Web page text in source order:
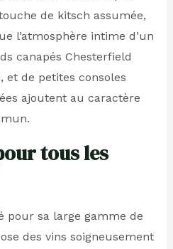
de kitsch assumée,
l’atmosphère intime d’un
canapés Chesterfield
et de petites consoles
ajoutent au caractère
tous les
pour sa large gamme de
des vins soigneusement